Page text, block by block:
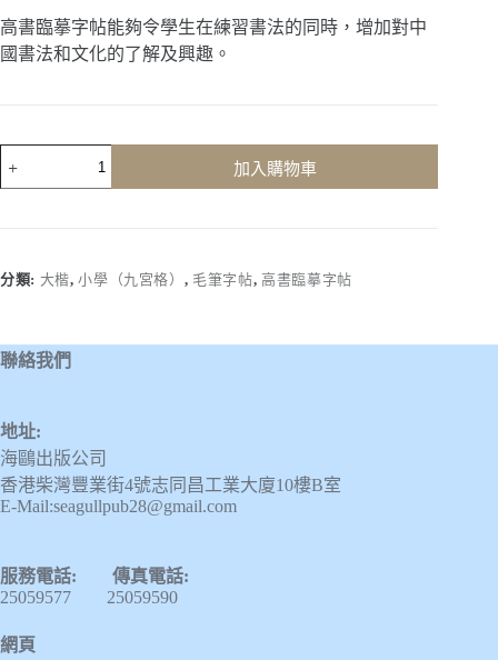
高書臨摹字帖能夠令學生在練習書法的同時，增加對中
國書法和文化的了解及興趣。
帖
二
冊)
加入購物車
分類: 大楷,小學（九宮格） , 毛筆字帖,高書臨摹字帖
聯絡我們
地址:
海鷗出版公司
香港柴灣豐業街4號志同昌工業大廈10樓B室
E-Mail:seagullpub28@gmail.com
服務電話: 傳真電話:
25059577 25059590
網頁